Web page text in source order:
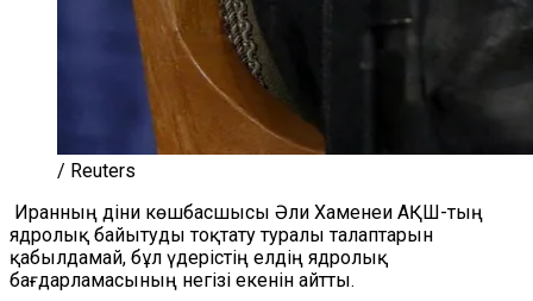
/ Reuters
Иранның діни көшбасшысы Әли Хаменеи АҚШ-тың
ядролық байытуды тоқтату туралы талаптарын
қабылдамай, бұл үдерістің елдің ядролық
бағдарламасының негізі екенін айтты.